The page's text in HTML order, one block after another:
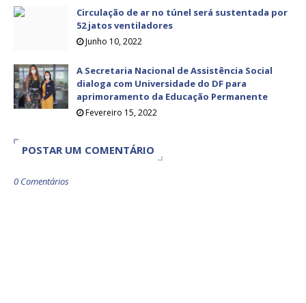
Circulação de ar no túnel será sustentada por
52 jatos ventiladores
Junho 10, 2022
A Secretaria Nacional de Assistência Social
dialoga com Universidade do DF para
aprimoramento da Educação Permanente
Fevereiro 15, 2022
POSTAR UM COMENTÁRIO
0 Comentários